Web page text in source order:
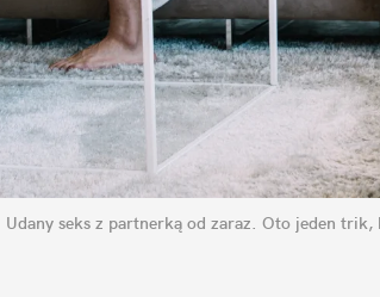
Udany seks z partnerką od zaraz. Oto jeden